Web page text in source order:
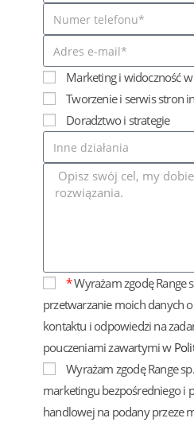
Marketing i widoczność
Tworzenie i serwis stron
Doradztwo i strategie
*Wyrażam zgodę Range
przetwarzanie moich danych
kontaktu i odpowiedzi na
pouczeniami zawartymi w
Wyrażam zgodę Range
marketingu bezpośredniego i
handlowej na podany przeze